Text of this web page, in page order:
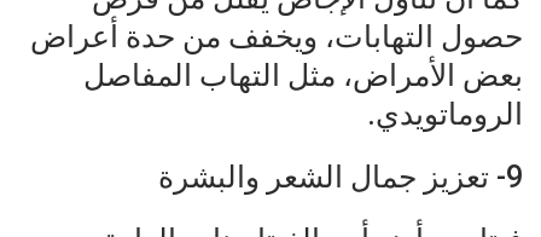
حصول التهابات، ويخفف من حدة أعراض
بعض الأمراض، مثل التهاب المفاصل
الروماتويدي.
9- تعزيز جمال الشعر والبشرة